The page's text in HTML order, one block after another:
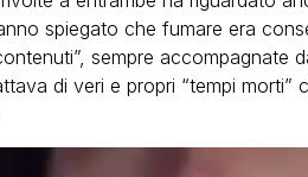
spiegato che fumare era
sempre accompagnate
di veri e propri “tempi morti”